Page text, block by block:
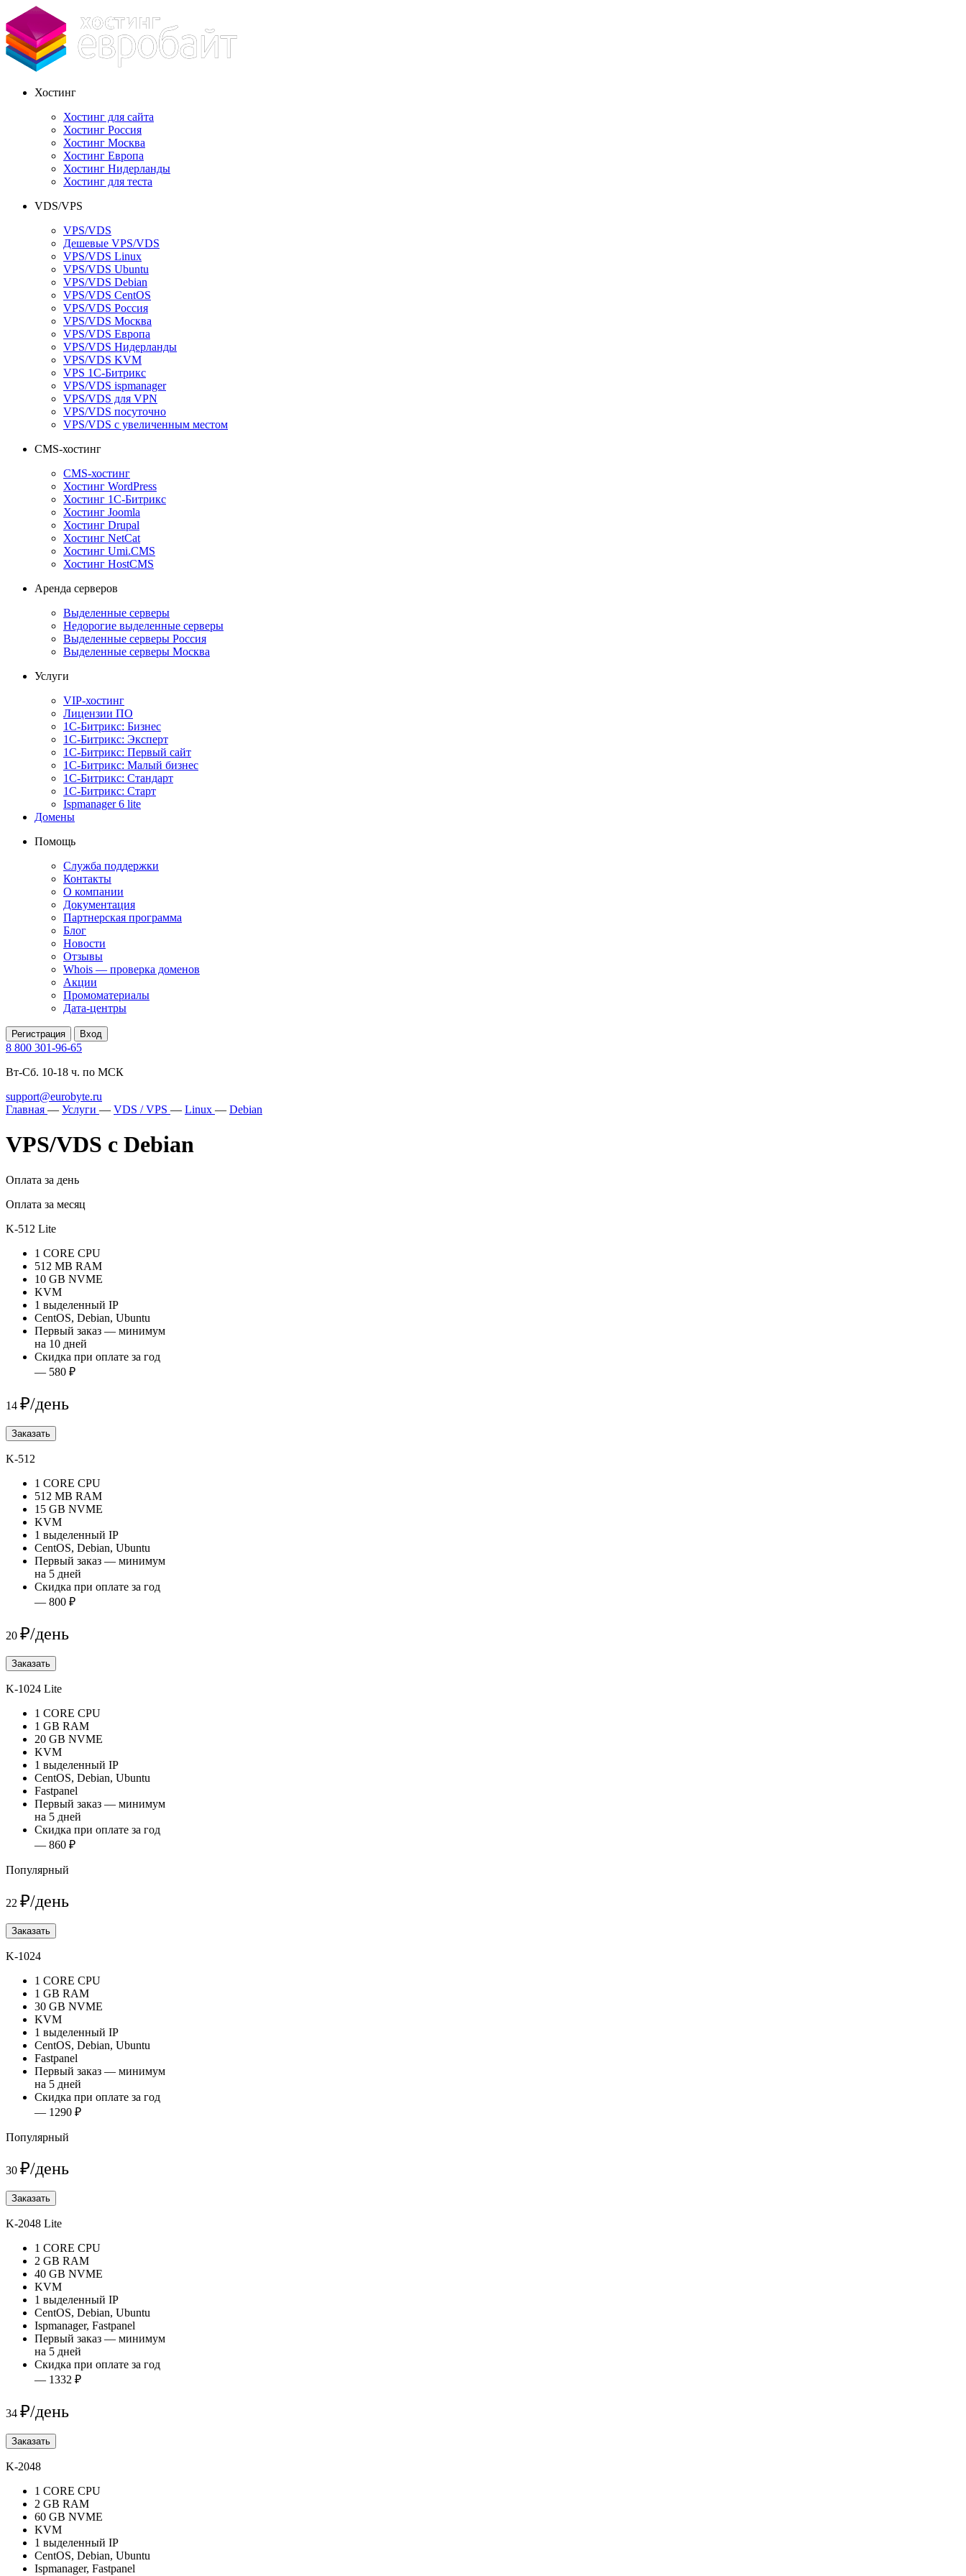
Хостинг
Хостинг для сайта
Хостинг Россия
Хостинг Москва
Хостинг Европа
Хостинг Нидерланды
Хостинг для теста
VDS/VPS
VPS/VDS
Дешевые VPS/VDS
VPS/VDS Linux
VPS/VDS Ubuntu
VPS/VDS Debian
VPS/VDS CentOS
VPS/VDS Россия
VPS/VDS Москва
VPS/VDS Европа
VPS/VDS Нидерланды
VPS/VDS KVM
VPS 1С-Битрикс
VPS/VDS ispmanager
VPS/VDS для VPN
VPS/VDS посуточно
VPS/VDS с увеличенным местом
CMS-хостинг
CMS-хостинг
Хостинг WordPress
Хостинг 1С-Битрикс
Хостинг Joomla
Хостинг Drupal
Хостинг NetCat
Хостинг Umi.CMS
Хостинг HostCMS
Аренда серверов
Выделенные серверы
Недорогие выделенные серверы
Выделенные серверы Россия
Выделенные серверы Москва
Услуги
VIP-хостинг
Лицензии ПО
1С-Битрикс: Бизнес
1С-Битрикс: Эксперт
1С-Битрикс: Первый сайт
1С-Битрикс: Малый бизнес
1С-Битрикс: Стандарт
1С-Битрикс: Старт
Ispmanager 6 lite
Домены
Помощь
Служба поддержки
Контакты
О компании
Документация
Партнерская программа
Блог
Новости
Отзывы
Whois — проверка доменов
Акции
Промоматериалы
Дата-центры
Регистрация Вход
8 800 301-96-65
Вт-Сб. 10-18 ч. по МСК
support@eurobyte.ru
Главная — Услуги — VDS / VPS — Linux — Debian
VPS/VDS с Debian
Оплата за день
Оплата за месяц
K-512 Lite
1 CORE CPU
512 MB RAM
10 GB NVME
KVM
1 выделенный IP
CentOS, Debian, Ubuntu
Первый заказ — минимум
на 10 дней
Скидка при оплате за год
— 580 ₽
14 ₽/день
Заказать
K-512
1 CORE CPU
512 MB RAM
15 GB NVME
KVM
1 выделенный IP
CentOS, Debian, Ubuntu
Первый заказ — минимум
на 5 дней
Скидка при оплате за год
— 800 ₽
20 ₽/день
Заказать
K-1024 Lite
1 CORE CPU
1 GB RAM
20 GB NVME
KVM
1 выделенный IP
CentOS, Debian, Ubuntu
Fastpanel
Первый заказ — минимум
на 5 дней
Скидка при оплате за год
— 860 ₽
Популярный
22 ₽/день
Заказать
K-1024
1 CORE CPU
1 GB RAM
30 GB NVME
KVM
1 выделенный IP
CentOS, Debian, Ubuntu
Fastpanel
Первый заказ — минимум
на 5 дней
Скидка при оплате за год
— 1290 ₽
Популярный
30 ₽/день
Заказать
K-2048 Lite
1 CORE CPU
2 GB RAM
40 GB NVME
KVM
1 выделенный IP
CentOS, Debian, Ubuntu
Ispmanager, Fastpanel
Первый заказ — минимум
на 5 дней
Скидка при оплате за год
— 1332 ₽
34 ₽/день
Заказать
K-2048
1 CORE CPU
2 GB RAM
60 GB NVME
KVM
1 выделенный IP
CentOS, Debian, Ubuntu
Ispmanager, Fastpanel